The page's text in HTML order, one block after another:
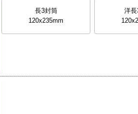
長3封筒
120x235mm
洋